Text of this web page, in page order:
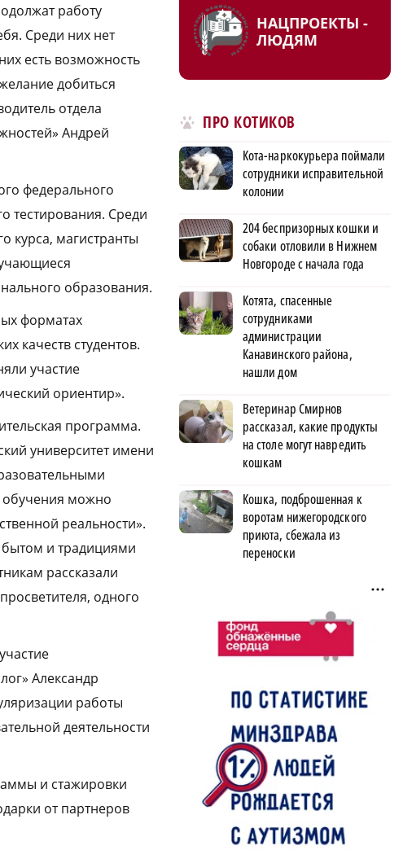
работу
Среди них нет
есть возможность
добиться
отдела
Андрей
федерального
тестирования. Среди
курса, магистранты
образования.
форматах
качеств студентов.
участие
ориентир».
программа.
университет имени
обучения можно
реальности».
и традициями
рассказали
одного
Александр
работы
деятельности
и стажировки
от партнеров
НАЦПРОЕКТЫ -
ЛЮДЯМ
ПРО КОТИКОВ
Кота-наркокурьера поймали
сотрудники исправительной
колонии
204 беспризорных кошки и
собаки отловили в Нижнем
Новгороде с начала года
Котята, спасенные
сотрудниками
администрации
Канавинского района,
нашли дом
Ветеринар Смирнов
рассказал, какие продукты
на столе могут навредить
кошкам
Кошка, подброшенная к
воротам нижегородского
приюта, сбежала из
переноски